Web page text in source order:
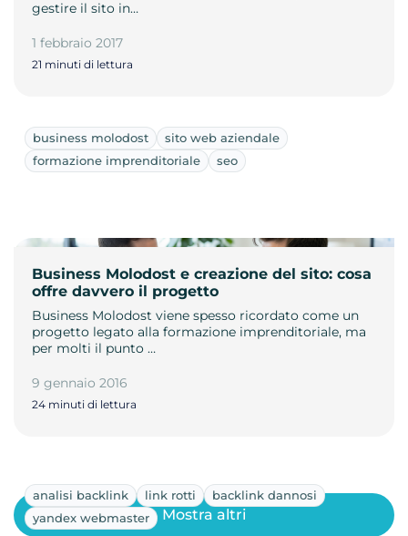
gestire il sito in…
1 febbraio 2017
21 minuti di lettura
business molodost
sito web aziendale
formazione imprenditoriale
seo
Business Molodost e creazione del sito: cosa
offre davvero il progetto
Business Molodost viene spesso ricordato come un
progetto legato alla formazione imprenditoriale, ma
per molti il punto …
9 gennaio 2016
24 minuti di lettura
analisi backlink link rotti
backlink dannosi
yandex webmaster
Mostra altri